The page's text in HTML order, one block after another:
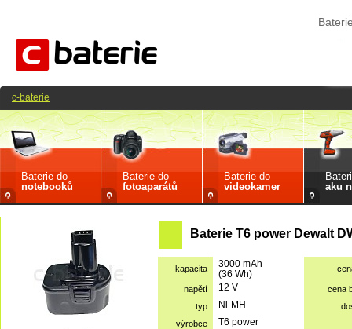
Baterie do
notebooků
Baterie do
fotoaparátů
Baterie do
videokamer
aku
Baterie T6 power Dewalt
kapacita
3000 mAh
(36 Wh)
napětí 12 V
cena
typ
Ni-MH
výrobce
T6 power
c-baterie